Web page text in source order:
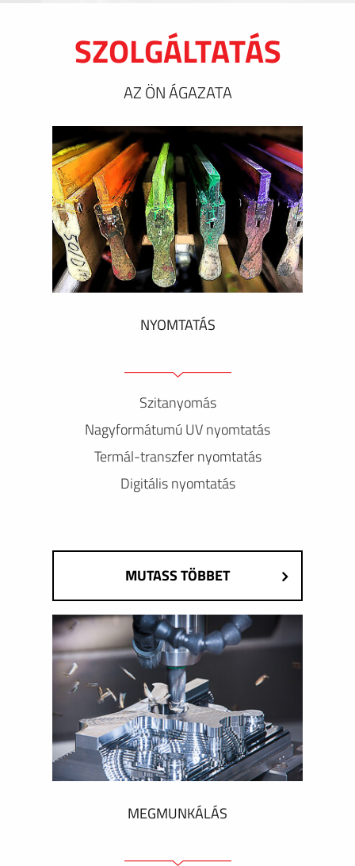
SZOLGÁLTATÁS
AZ ÖN ÁGAZATA
NYOMTATÁS
Szitanyomás
Nagyformátumú UV nyomtatás
Termál-transzfer nyomtatás
Digitális nyomtatás
MUTASS TÖBBET
MEGMUNKÁLÁS